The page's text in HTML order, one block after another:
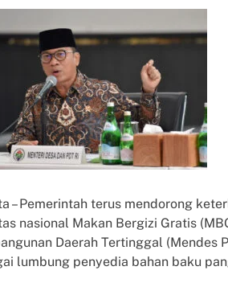
– Pemerintah terus mendorong
nasional Makan Bergizi Gratis
Daerah Tertinggal (Mendes
lumbung penyedia bahan baku